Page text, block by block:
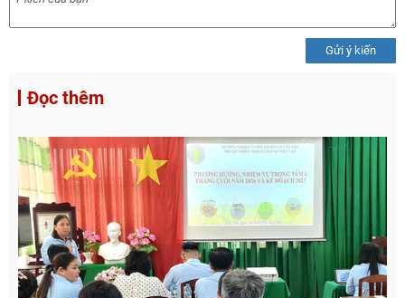
Gửi ý kiến
Đọc thêm